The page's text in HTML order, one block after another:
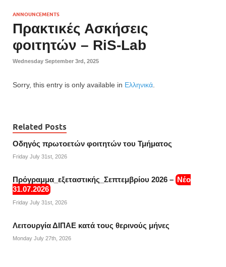
ANNOUNCEMENTS
Πρακτικές Ασκήσεις
φοιτητών – RiS-Lab
Wednesday September 3rd, 2025
Sorry, this entry is only available in Ελληνικά
Related Posts
Οδηγός πρωτοετών φοιτητών του Τμήματος
Friday July 31st, 2026
Πρόγραμμα_εξεταστικής_Σεπτεμβρίου 2026 – Νέο
31.07.2026
Friday July 31st, 2026
Λειτουργία ΔΙΠΑΕ κατά τους θερινούς μήνες
Monday July 27th, 2026